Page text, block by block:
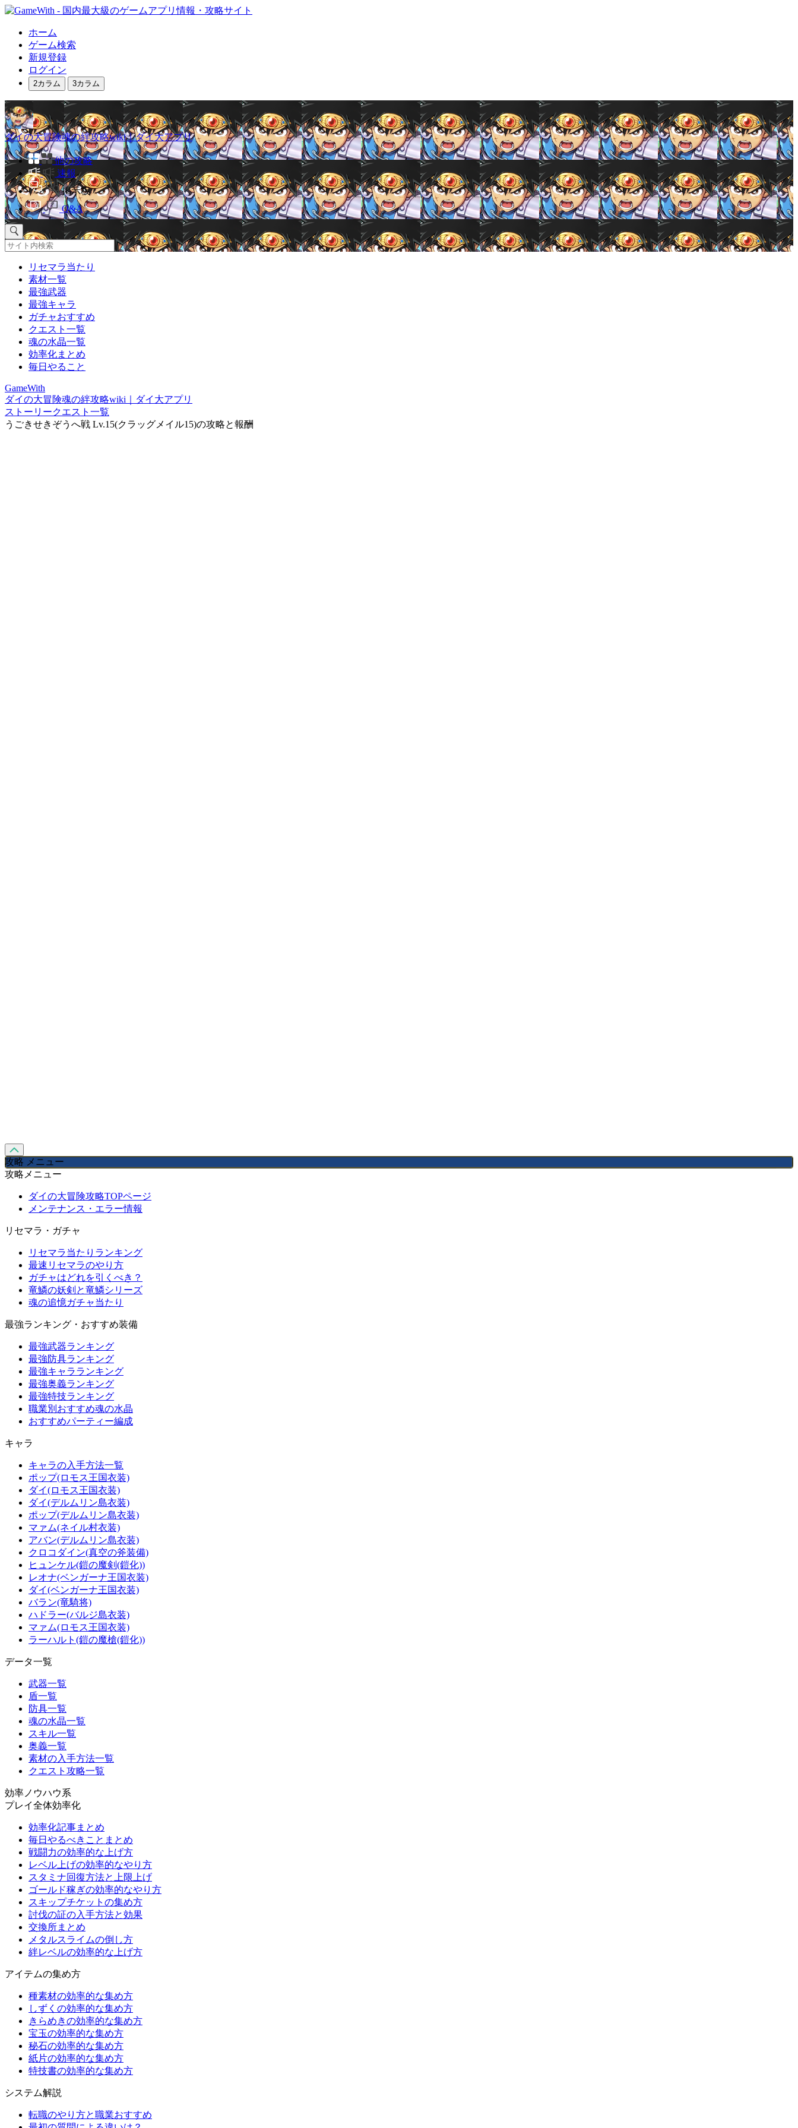
ホーム
ゲーム検索
新規登録
ログイン
2カラム 3カラム
ダイの大冒険魂の絆攻略wiki｜ダイ大アプリ
他の攻略
速報
掲示板
Q&A
リセマラ当たり
素材一覧
最強武器
最強キャラ
ガチャおすすめ
クエスト一覧
魂の水晶一覧
効率化まとめ
毎日やること
GameWith
ダイの大冒険魂の絆攻略wiki｜ダイ大アプリ
ストーリークエスト一覧
うごきせきぞうへ戦 Lv.15(クラッグメイル15)の攻略と報酬
攻略 メニュー
攻略メニュー
ダイの大冒険攻略TOPページ
メンテナンス・エラー情報
リセマラ・ガチャ
リセマラ当たりランキング
最速リセマラのやり方
ガチャはどれを引くべき？
竜鱗の妖剣と竜鱗シリーズ
魂の追憶ガチャ当たり
最強ランキング・おすすめ装備
最強武器ランキング
最強防具ランキング
最強キャラランキング
最強奥義ランキング
最強特技ランキング
職業別おすすめ魂の水晶
おすすめパーティー編成
キャラ
キャラの入手方法一覧
ポップ(ロモス王国衣装)
ダイ(ロモス王国衣装)
ダイ(デルムリン島衣装)
ポップ(デルムリン島衣装)
マァム(ネイル村衣装)
アバン(デルムリン島衣装)
クロコダイン(真空の斧装備)
ヒュンケル(鎧の魔剣(鎧化))
レオナ(ベンガーナ王国衣装)
ダイ(ベンガーナ王国衣装)
バラン(竜騎将)
ハドラー(バルジ島衣装)
マァム(ロモス王国衣装)
ラーハルト(鎧の魔槍(鎧化))
データ一覧
武器一覧
盾一覧
防具一覧
魂の水晶一覧
スキル一覧
奥義一覧
素材の入手方法一覧
クエスト攻略一覧
効率ノウハウ系
プレイ全体効率化
効率化記事まとめ
毎日やるべきことまとめ
戦闘力の効率的な上げ方
レベル上げの効率的なやり方
スタミナ回復方法と上限上げ
ゴールド稼ぎの効率的なやり方
スキップチケットの集め方
討伐の証の入手方法と効果
交換所まとめ
メタルスライムの倒し方
絆レベルの効率的な上げ方
アイテムの集め方
種素材の効率的な集め方
しずくの効率的な集め方
きらめきの効率的な集め方
宝玉の効率的な集め方
秘石の効率的な集め方
紙片の効率的な集め方
特技書の効率的な集め方
システム解説
転職のやり方と職業おすすめ